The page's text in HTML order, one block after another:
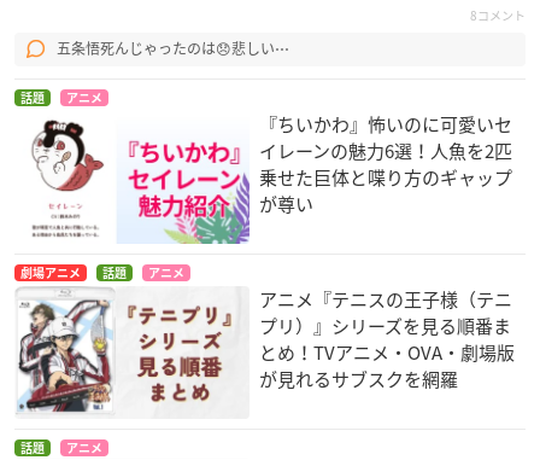
8コメント
五条悟死んじゃったのは😞悲しい⋯
話題 アニメ
『ちいかわ』怖いのに可愛いセ
イレーンの魅力6選！人魚を2匹
乗せた巨体と喋り方のギャップ
が尊い
劇場アニメ 話題 アニメ
アニメ『テニスの王子様（テニ
プリ）』シリーズを見る順番ま
とめ！TVアニメ・OVA・劇場版
が見れるサブスクを網羅
話題 アニメ